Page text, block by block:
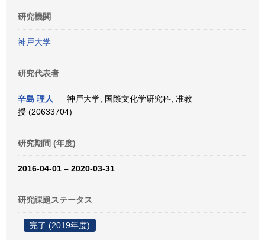
研究機関
神戸大学
研究代表者
辛島 理人
神戸大学, 国際文化学研究科, 准教
授 (20633704)
研究期間 (年度)
2016-04-01 – 2020-03-31
研究課題ステータス
完了 (2019年度)